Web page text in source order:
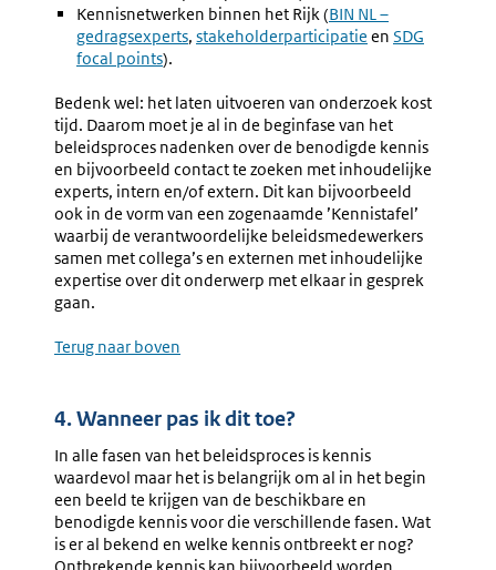
Kennisnetwerken binnen het Rijk (Externe
link:
BIN NL –
gedragsexperts, Externe
stakeholderparticipatie en SDG
focal points).
Bedenk wel: het laten uitvoeren van onderzoek kost
tijd. Daarom moet je al in de beginfase van het
beleidsproces nadenken over de benodigde kennis
en bijvoorbeeld contact te zoeken met inhoudelijke
experts, intern en/of extern. Dit kan bijvoorbeeld
ook in de vorm van een zogenaamde ’Kennistafel’
waarbij de verantwoordelijke beleidsmedewerkers
samen met collega’s en externen met inhoudelijke
expertise over dit onderwerp met elkaar in gesprek
gaan.
Terug naar boven
4. Wanneer pas ik dit toe?
In alle fasen van het beleidsproces is kennis
waardevol maar het is belangrijk om al in het begin
een beeld te krijgen van de beschikbare en
benodigde kennis voor die verschillende fasen. Wat
is er al bekend en welke kennis ontbreekt er nog?